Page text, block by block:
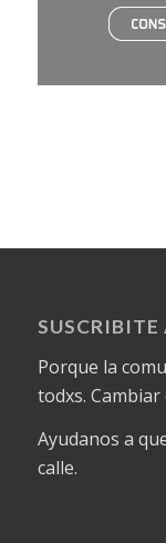
Porque la
todxs. Cambiar
Ayudanos a
calle.